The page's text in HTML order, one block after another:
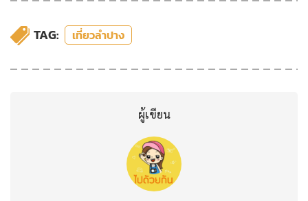
TAG: เที่ยวลำปาง
ผู้เขียน